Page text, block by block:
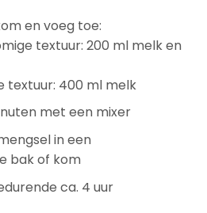
en voeg toe:
textuur: 200 ml melk en
textuur: 400 ml melk
met een mixer
in een
bak of kom
ca. 4 uur